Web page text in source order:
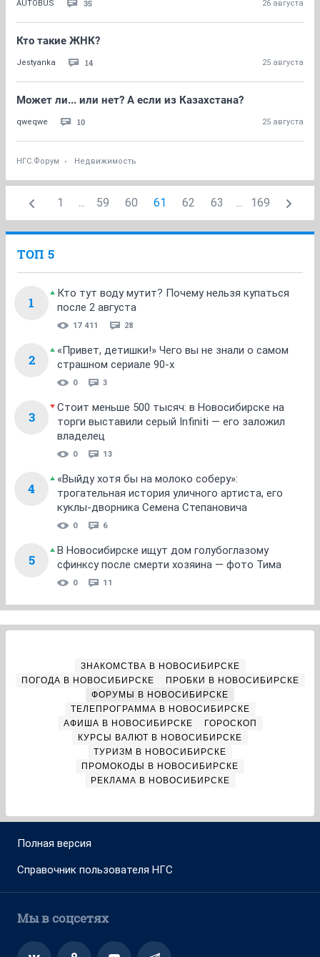
AUTOBUS 35 26 августа
Кто такие ЖНК?
Jestyanka 14 25 августа
Может ли... или нет? А если из Казахстана?
qweqwe 10 25 августа
НГС.Форум Недвижимость
1 ... 59 60 61 62 63 ... 169
ТОП 5
1
Кто тут воду мутит? Почему нельзя купаться
после 2 августа
17 411 28
2
«Привет, детишки!» Чего вы не знали о самом
страшном сериале 90-х
0 3
3
Стоит меньше 500 тысяч: в Новосибирске на
торги выставили серый Infiniti — его заложил
владелец
0 13
4
«Выйду хотя бы на молоко соберу»:
трогательная история уличного артиста, его
куклы-дворника Семена Степановича
0 6
5
В Новосибирске ищут дом голубоглазому
сфинксу после смерти хозяина — фото Тима
0 11
ЗНАКОМСТВА В НОВОСИБИРСКЕ
ПОГОДА В НОВОСИБИРСКЕ
ПРОБКИ В НОВОСИБИРСКЕ
ФОРУМЫ В НОВОСИБИРСКЕ
ТЕЛЕПРОГРАММА В НОВОСИБИРСКЕ
АФИША В НОВОСИБИРСКЕ
ГОРОСКОП
КУРСЫ ВАЛЮТ В НОВОСИБИРСКЕ
ТУРИЗМ В НОВОСИБИРСКЕ
ПРОМОКОДЫ В НОВОСИБИРСКЕ
РЕКЛАМА В НОВОСИБИРСКЕ
Полная версия
Справочник пользователя НГС
Мы в соцсетях